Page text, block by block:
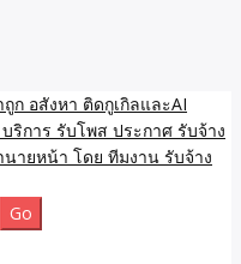
งโพสขาย
อสังหา โฆษณา ไม่มีค่านาย
รับจ้างโพสอสังหา ราคาถูก